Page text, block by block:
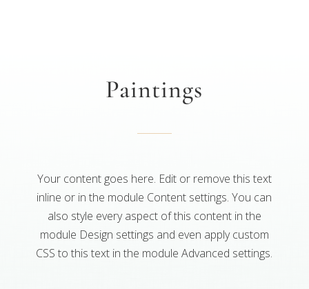
Paintings
Your content goes here. Edit or remove this text
inline or in the module Content settings. You can
also style every aspect of this content in the
module Design settings and even apply custom
CSS to this text in the module Advanced settings.